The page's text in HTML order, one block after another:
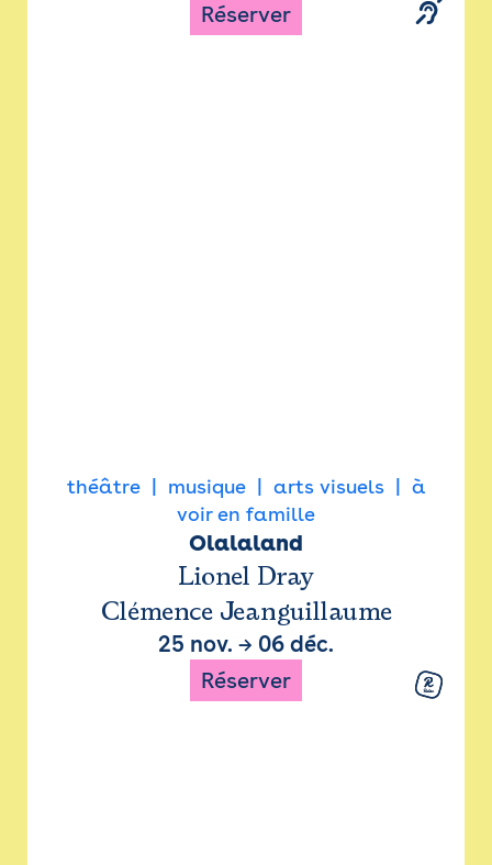
Réserver
théâtre musique arts visuels
à
voir en famille
Olalaland
Lionel Dray
Clémence Jeanguillaume
25 nov. → 06 déc.
Réserver